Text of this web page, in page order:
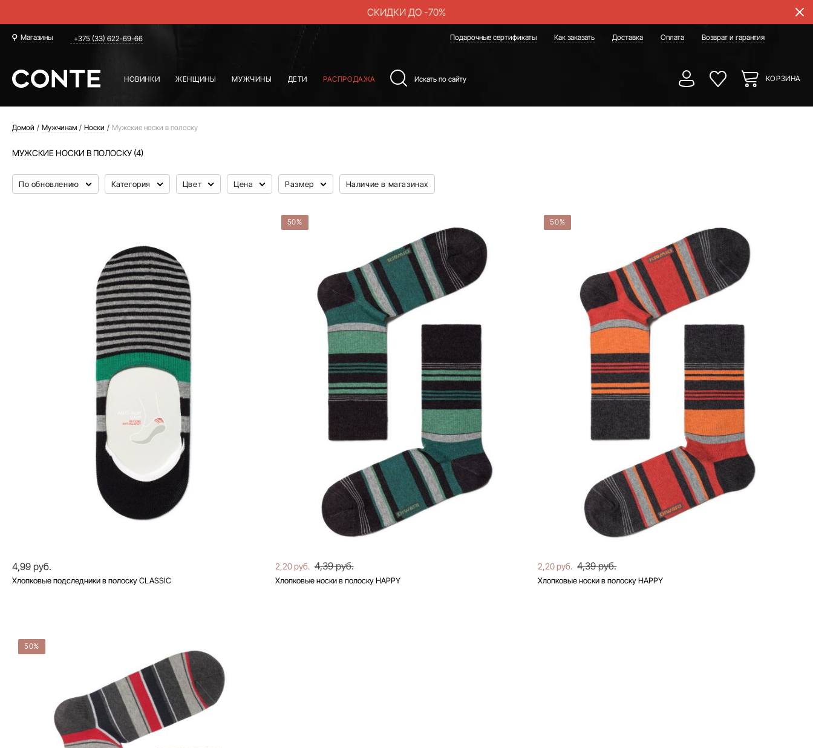
СКИДКИ ДО -70%
Магазины +375 (33) 622-69-66 Подарочные сертификаты Как заказать Доставка Оплата Возврат и гарантия
НОВИНКИ ЖЕНЩИНЫ МУЖЧИНЫ ДЕТИ РАСПРОДАЖА КОРЗИНА
Домой Мужчинам Носки Мужские носки в полоску
МУЖСКИЕ НОСКИ В ПОЛОСКУ (4)
По обновлению Категория Цвет Цена Размер Наличие в магазинах
4,99 руб.
Хлопковые подследники в полоску CLASSIC
50%
2,20 руб. 4,39 руб.
Хлопковые носки в полоску HAPPY
50%
2,20 руб. 4,39 руб.
Хлопковые носки в полоску HAPPY
50%